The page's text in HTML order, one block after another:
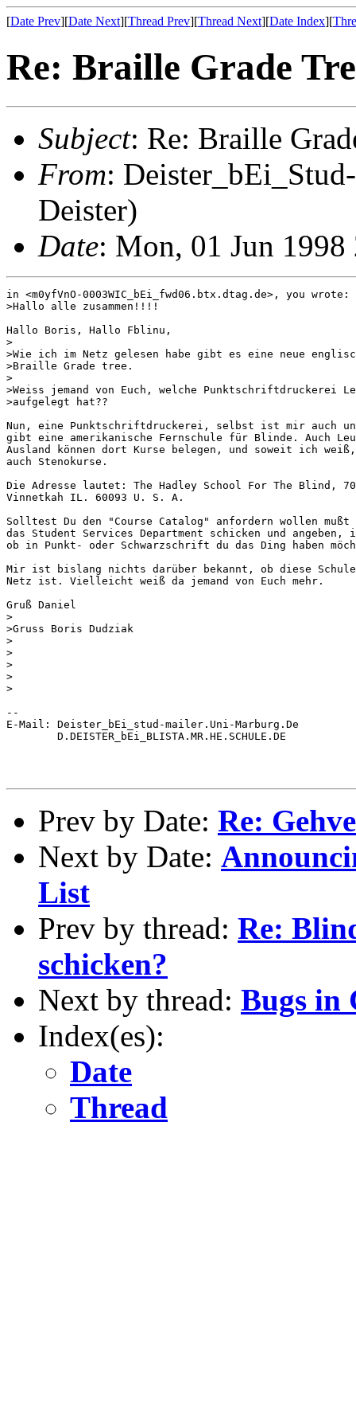
[Date Prev][Date Next][Thread Prev][Thread Next][Date Index][
Re: Braille Grade
Subject: Re: Braille
From:
Deister)
Date: Mon, 01 Jun
in <m0yfVnO-0003WIC_bEi_fwd06.btx.dtag.de>, you wrote:
>Hallo alle zusammen!!!!
Hallo Boris, Hallo Fblinu,
>
>Wie ich im Netz gelesen habe gibt es eine neue
>Braille Grade tree.
>
>Weiss jemand von Euch, welche Punktschriftdruckerei
>aufgelegt hat??
Nun, eine Punktschriftdruckerei, selbst ist mir auch
gibt eine amerikanische Fernschule für Blinde. Auch
Ausland können dort Kurse belegen, und soweit ich
auch Stenokurse.
Die Adresse lautet: The Hadley School For The Blind,
Vinnetkah IL. 60093 U. S. A.
Solltest Du den "Course Catalog" anfordern wollen mußt
das Student Services Department schicken und angeben,
ob in Punkt- oder Schwarzschrift du das Ding haben
Mir ist bislang nichts darüber bekannt, ob diese Schule
Netz ist. Vielleicht weiß da jemand von Euch mehr.
Gruß Daniel
>
>Gruss Boris Dudziak
>
>
>
>
>
--
E-Mail: Deister_bEi_stud-mailer.Uni-Marburg.De
        D.DEISTER_bEi_BLISTA.MR.HE.SCHULE.DE
Prev by Date: Re:
Next by Date:
List
Prev by thread: Re:
schicken?
Next by thread: Bugs in
Index(es):
Date
Thread